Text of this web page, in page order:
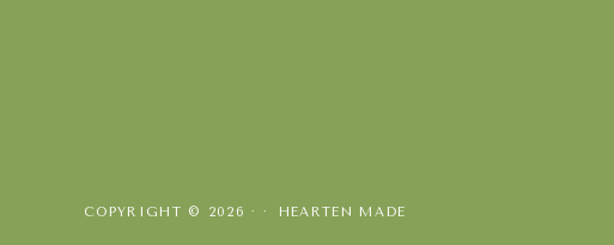
COPYRIGHT © 2026 · · HEARTEN MADE